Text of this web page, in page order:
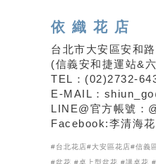
依織花店
台北市大安區安和
(信義安和捷運站&
TEL：(02)2732-
E-MAIL：
LINE@官方帳號：
Facebook:李清海
#台北花店#大安區花店#信義
#盆花 #桌上型盆花 #講桌花